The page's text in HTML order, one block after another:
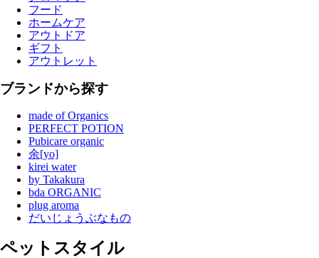
フード
ホームケア
アウトドア
ギフト
アウトレット
ブランドから探す
made of Organics
PERFECT POTION
Pubicare organic
余[yo]
kirei water
by Takakura
bda ORGANIC
plug aroma
だいじょうぶなもの
ペットスタイル